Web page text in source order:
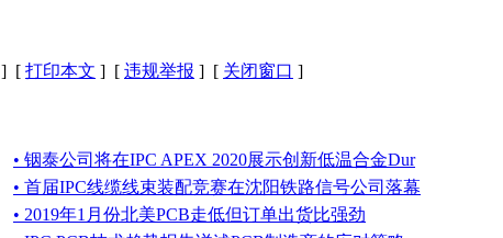
] [ 打印本文 ] [ 违规举报 ] [ 关闭窗口 ]
• 铟泰公司将在IPC APEX 2020展示创新低温合金Dur
• 首届IPC线缆线束装配竞赛在沈阳铁路信号公司落幕
• 2019年1月份北美PCB走低但订单出货比强劲